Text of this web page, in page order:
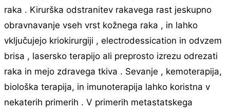
raka . Kirurška odstranitev rakavega rast jeskupno
obravnavanje vseh vrst kožnega raka , in lahko
vključujejo kriokirurgiji , electrodessication in odvzem
brisa , lasersko terapijo ali preprosto izrezu odrezati
raka in mejo zdravega tkiva . Sevanje , kemoterapija,
biološka terapija, in imunoterapija lahko koristna v
nekaterih primerih . V primerih metastatskega